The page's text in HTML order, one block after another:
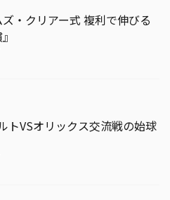
ズ・クリアー式 複利で伸びる
トVSオリックス交流戦の始球